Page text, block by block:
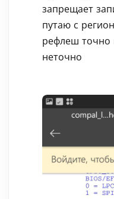
запрещает
путаю с
рефлеш точно
неточно